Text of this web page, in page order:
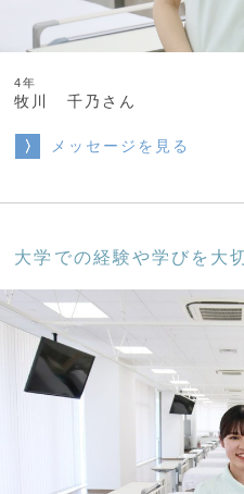
4年
牧川 千乃さん
メッセージを見る
大学での経験や学びを大